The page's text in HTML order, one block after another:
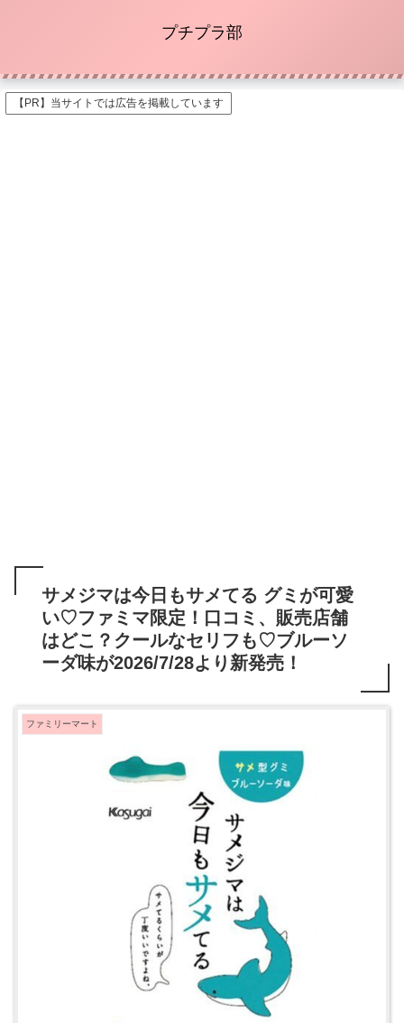
プチプラ部
【PR】当サイトでは広告を掲載しています
サメジマは今日もサメてる グミが可愛
い♡ファミマ限定！口コミ、販売店舗
はどこ？クールなセリフも♡ブルーソ
ーダ味が2026/7/28より新発売！
ファミリーマート